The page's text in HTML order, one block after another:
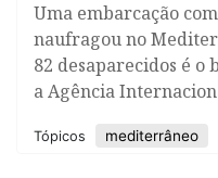
​Uma embarcação
naufragou no
82 desaparecidos é
a Agência
Tópicos mediterrâneo